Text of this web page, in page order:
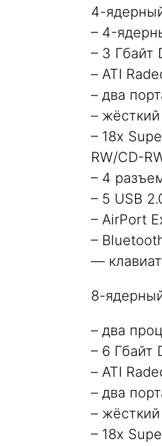
4-
– 4-
– 3 Гбайт
– ATI
– два
–
– 18x
RW/CD-
– 4
– 5 USB
– AirPort
–
—
8-
– два
– 6 Гбайт
– ATI
– два
–
– 18x